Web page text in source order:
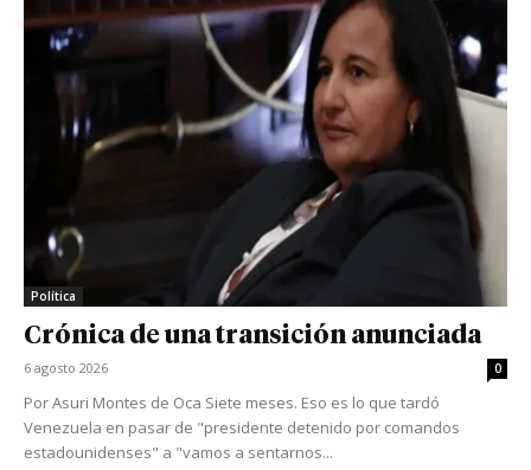
Política
Crónica de una transición anunciada
6 agosto 2026 0
Por Asuri Montes de Oca Siete meses. Eso es lo que tardó
Venezuela en pasar de "presidente detenido por comandos
estadounidenses" a "vamos a sentarnos...